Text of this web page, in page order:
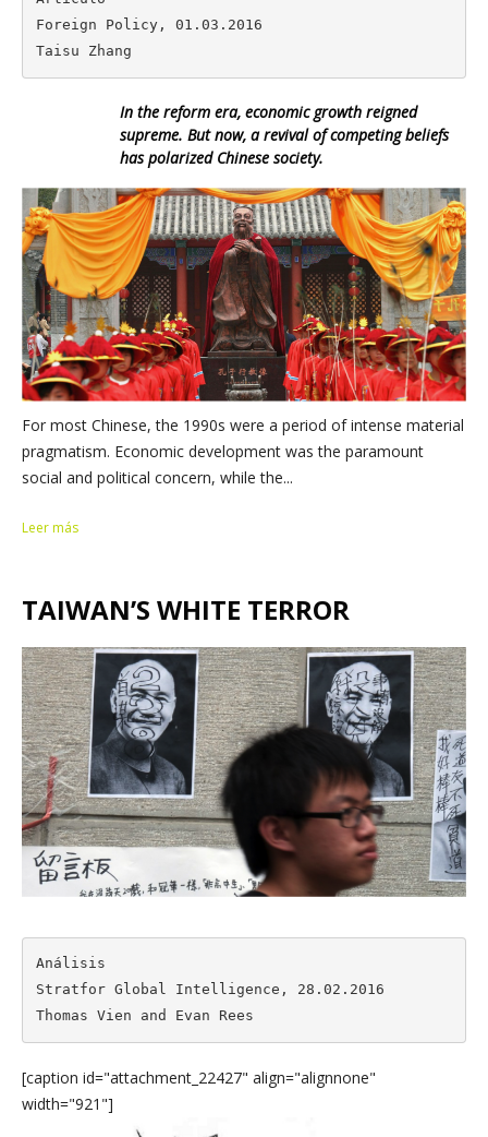
Foreign Policy, 01.03.2016
Taisu Zhang
In the reform era, economic growth reigned
supreme. But now, a revival of competing beliefs
has polarized Chinese society.
For most Chinese, the 1990s were a period of intense material
pragmatism. Economic development was the paramount
social and political concern, while the...
Leer más
TAIWAN’S WHITE TERROR
Análisis
Stratfor Global Intelligence, 28.02.2016
Thomas Vien and Evan Rees
[caption id="attachment_22427" align="alignnone"
width="921"]